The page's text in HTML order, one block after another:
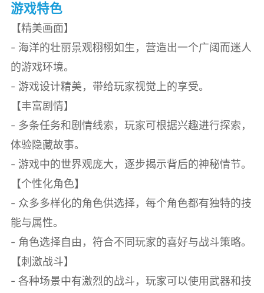
游戏特色
【精美画面】
- 海洋的壮丽景观栩栩如生，营造出一个广阔而迷人
的游戏环境。
- 游戏设计精美，带给玩家视觉上的享受。
【丰富剧情】
- 多条任务和剧情线索，玩家可根据兴趣进行探索，
体验隐藏故事。
- 游戏中的世界观庞大，逐步揭示背后的神秘情节。
【个性化角色】
- 众多多样化的角色供选择，每个角色都有独特的技
能与属性。
- 角色选择自由，符合不同玩家的喜好与战斗策略。
【刺激战斗】
- 各种场景中有激烈的战斗，玩家可以使用武器和技